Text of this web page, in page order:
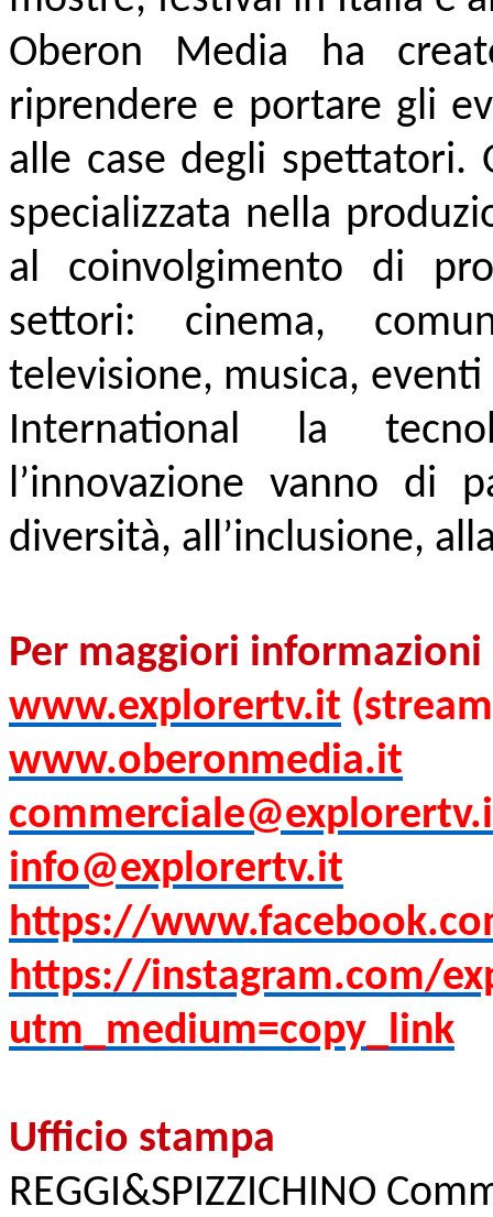
Oberon Media ha
riprendere e portare gli
alle case degli spettatori.
specializzata nella
al coinvolgimento di
settori: cinema,
televisione, musica,
International la
l’innovazione vanno di
diversità, all’inclusione,
Per maggiori informazioni
www.explorertv.it
www.oberonmedia.it
info@explorertv.it
https://
https://instagram.com/
utm_medium=copy_link
Ufficio stampa
REGGI&SPIZZICHINO